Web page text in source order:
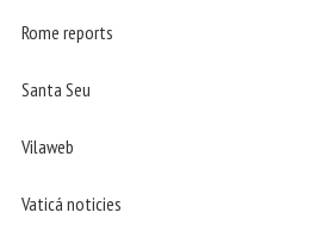
Rome reports
Santa Seu
Vilaweb
Vaticá noticies